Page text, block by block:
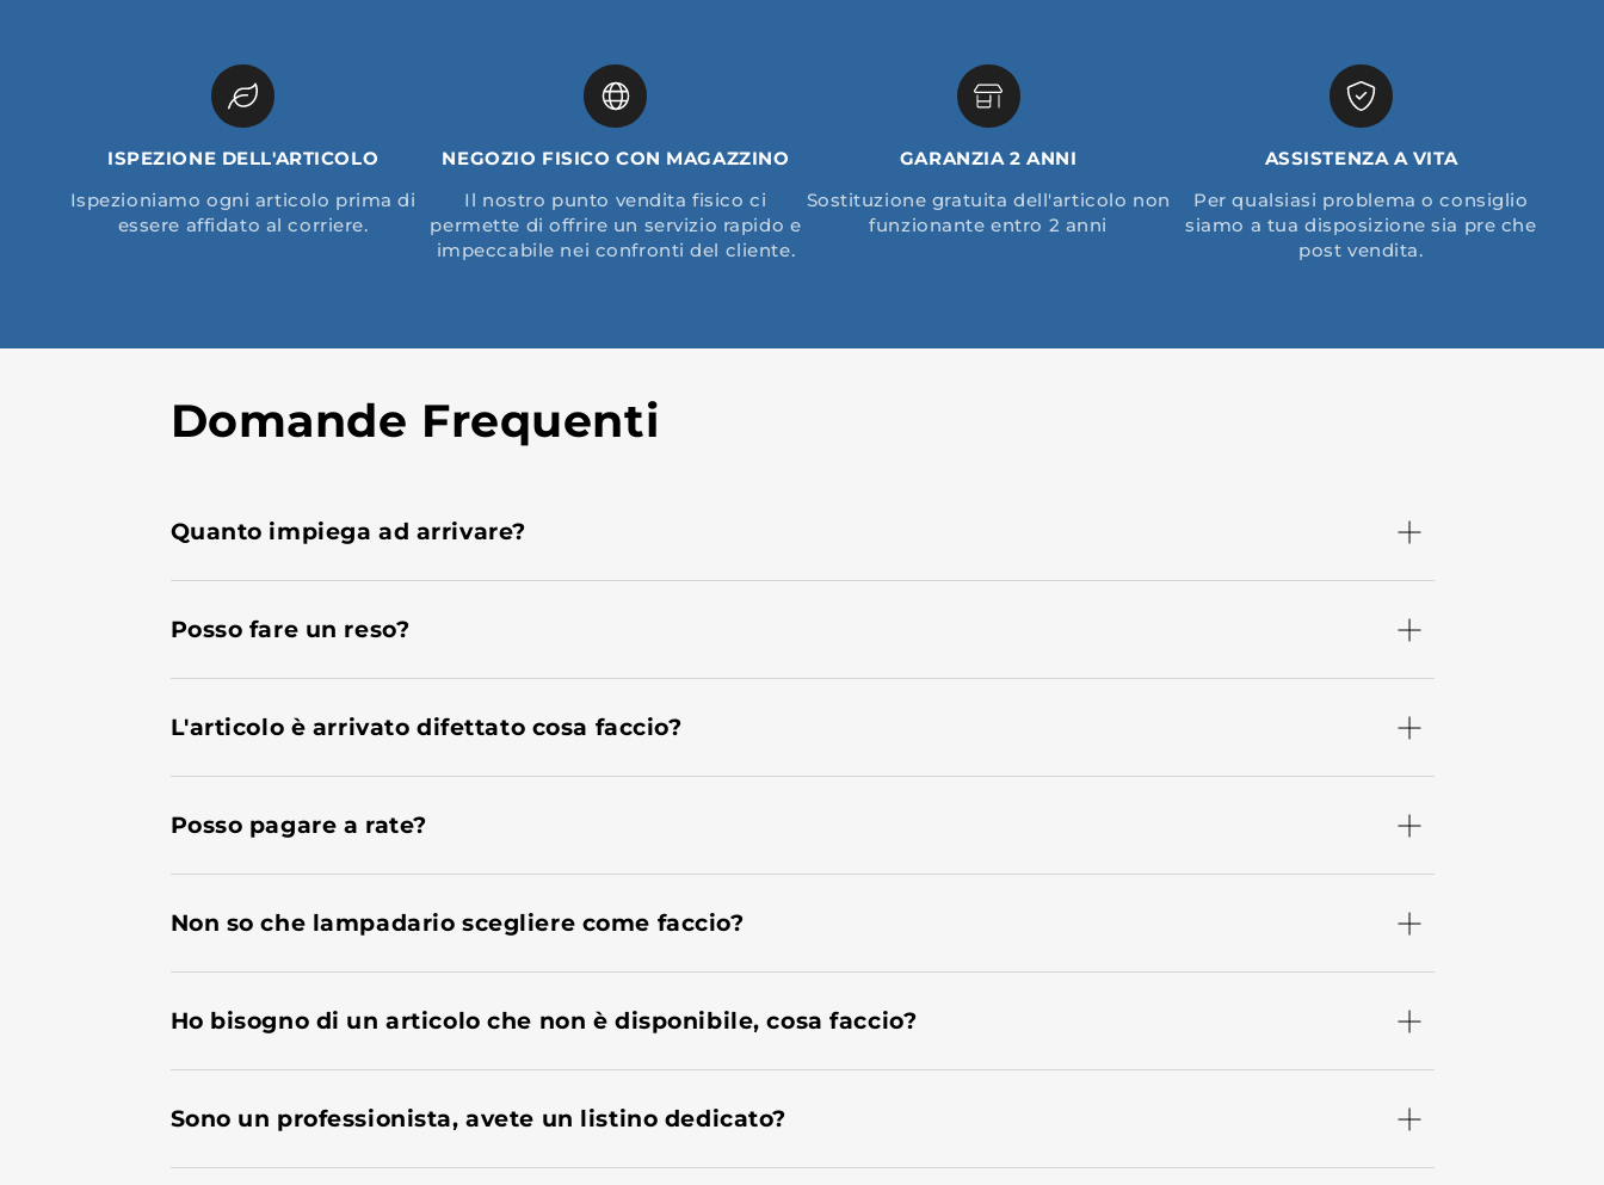
ISPEZIONE DELL'ARTICOLO
Ispezioniamo ogni articolo prima di
essere affidato al corriere.
NEGOZIO FISICO CON MAGAZZINO
Il nostro punto vendita fisico ci
permette di offrire un servizio rapido e
impeccabile nei confronti del cliente.
GARANZIA 2 ANNI
Sostituzione gratuita dell'articolo non
funzionante entro 2 anni
ASSISTENZA A VITA
Per qualsiasi problema o consiglio
siamo a tua disposizione sia pre che
post vendita.
Domande Frequenti
Quanto impiega ad arrivare?
Posso fare un reso?
L'articolo è arrivato difettato cosa faccio?
Posso pagare a rate?
Non so che lampadario scegliere come faccio?
Ho bisogno di un articolo che non è disponibile, cosa faccio?
Sono un professionista, avete un listino dedicato?